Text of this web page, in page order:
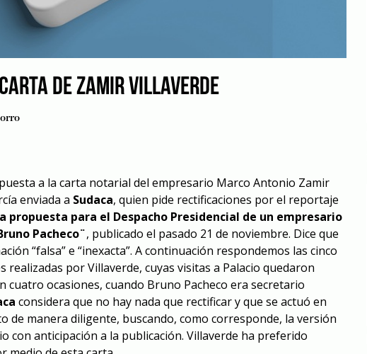
DE ZAMIR VILLAVERDE
a la carta notarial del empresario Marco Antonio Zamir
enviada a Sudaca, quien pide rectificaciones por el reportaje
propuesta para el Despacho Presidencial de un empresario
Pacheco¨, publicado el pasado 21 de noviembre. Dice que
“falsa” e “inexacta”. A continuación respondemos las cinco
realizadas por Villaverde, cuyas visitas a Palacio quedaron
cuatro ocasiones, cuando Bruno Pacheco era secretario
considera que no hay nada que rectificar y que se actuó en
de manera diligente, buscando, como corresponde, la versión
con anticipación a la publicación. Villaverde ha preferido